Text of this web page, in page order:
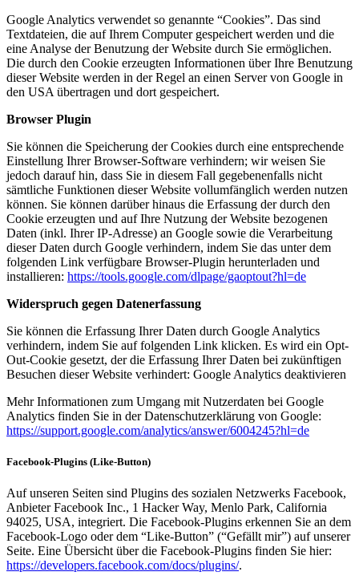
Google Analytics verwendet so genannte “Cookies”. Das sind
Textdateien, die auf Ihrem Computer gespeichert werden und die
eine Analyse der Benutzung der Website durch Sie ermöglichen.
Die durch den Cookie erzeugten Informationen über Ihre Benutzung
dieser Website werden in der Regel an einen Server von Google in
den USA übertragen und dort gespeichert.
Browser Plugin
Sie können die Speicherung der Cookies durch eine entsprechende
Einstellung Ihrer Browser-Software verhindern; wir weisen Sie
jedoch darauf hin, dass Sie in diesem Fall gegebenenfalls nicht
sämtliche Funktionen dieser Website vollumfänglich werden nutzen
können. Sie können darüber hinaus die Erfassung der durch den
Cookie erzeugten und auf Ihre Nutzung der Website bezogenen
Daten (inkl. Ihrer IP-Adresse) an Google sowie die Verarbeitung
dieser Daten durch Google verhindern, indem Sie das unter dem
folgenden Link verfügbare Browser-Plugin herunterladen und
installieren: https://tools.google.com/dlpage/gaoptout?hl=de
Widerspruch gegen Datenerfassung
Sie können die Erfassung Ihrer Daten durch Google Analytics
verhindern, indem Sie auf folgenden Link klicken. Es wird ein Opt-
Out-Cookie gesetzt, der die Erfassung Ihrer Daten bei zukünftigen
Besuchen dieser Website verhindert: Google Analytics deaktivieren
Mehr Informationen zum Umgang mit Nutzerdaten bei Google
Analytics finden Sie in der Datenschutzerklärung von Google:
https://support.google.com/analytics/answer/6004245?hl=de
Facebook-Plugins (Like-Button)
Auf unseren Seiten sind Plugins des sozialen Netzwerks Facebook,
Anbieter Facebook Inc., 1 Hacker Way, Menlo Park, California
94025, USA, integriert. Die Facebook-Plugins erkennen Sie an dem
Facebook-Logo oder dem “Like-Button” (“Gefällt mir”) auf unserer
Seite. Eine Übersicht über die Facebook-Plugins finden Sie hier:
https://developers.facebook.com/docs/plugins/.